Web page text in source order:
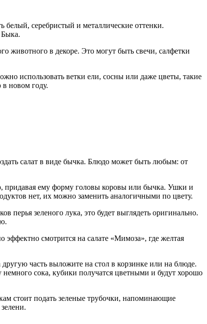
белый, серебристый и металлические оттенки.
Быка.
животного в декоре. Это могут быть свечи, салфетки
использовать ветки ели, сосны или даже цветы, такие
новом году.
салат в виде бычка. Блюдо может быть любым: от
придавая ему форму головы коровы или бычка. Ушки и
нет, их можно заменить аналогичными по цвету.
зеленого лука, это будет выглядеть оригинально.
эффектно смотрится на салате «Мимоза», где желтая
часть выложите на стол в корзинке или на блюде.
сока, кубики получатся цветными и будут хорошо
стоит подать зеленые трубочки, напоминающие